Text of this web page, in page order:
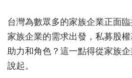
台灣為數眾多的家族企業正面
家族企業的需求出發，私募股
助力和角色？這一點得從家族
說起。